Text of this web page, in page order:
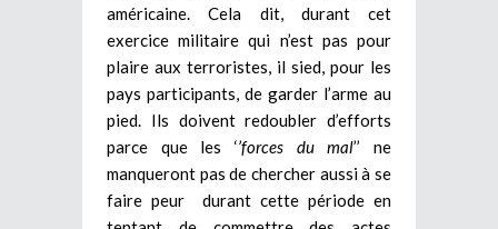
américaine. Cela dit, durant cet
exercice militaire qui n’est pas pour
plaire aux terroristes, il sied, pour les
pays participants, de garder l’arme au
pied. Ils doivent redoubler d’efforts
parce que les ‘’forces du mal’’ ne
manqueront pas de chercher aussi à se
faire peur durant cette période en